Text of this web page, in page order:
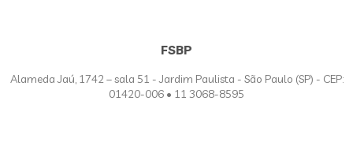
FSBP
Alameda Jaú, 1742 – sala 51 - Jardim Paulista - São Paulo (SP) - CEP:
01420-006 • 11 3068-8595